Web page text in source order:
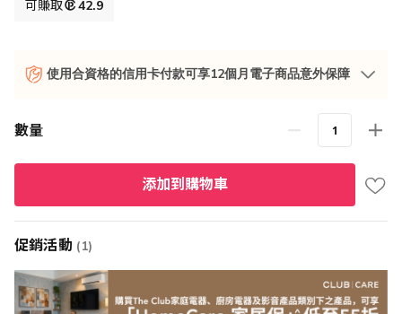
可賺取 42.9
使用合資格的信用卡付款可享12個月電子商品意外保障
數量
添加到購物車
促銷活動 (1)